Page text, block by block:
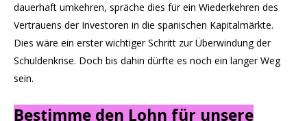
dauerhaft umkehren, spräche dies für ein Wiederkehren des
Vertrauens der Investoren in die spanischen Kapitalmärkte.
Dies wäre ein erster wichtiger Schritt zur Überwindung der
Schuldenkrise. Doch bis dahin dürfte es noch ein langer Weg
sein.
Bestimme den Lohn für unsere